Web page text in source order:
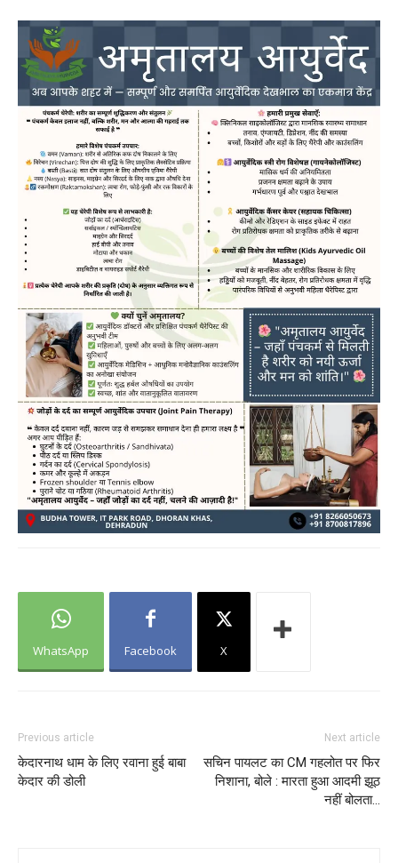
WhatsApp Facebook X
Previous article
केदारनाथ धाम के लिए रवाना हुई बाबा
केदार की डोली
Next article
सचिन पायलट का CM गहलोत पर फिर
निशाना, बोले : मारता हुआ आदमी झूठ
नहीं बोलता…